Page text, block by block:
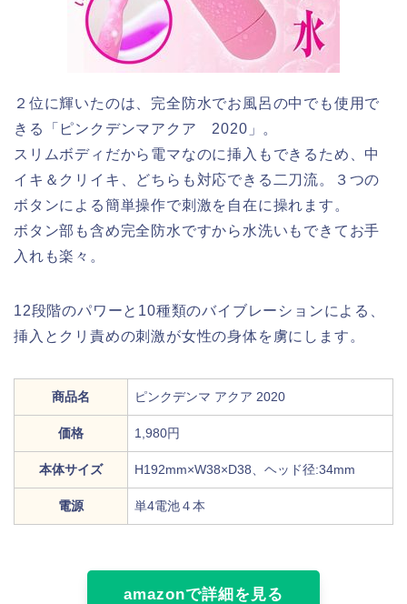
２位に輝いたのは、完全防水でお風呂の中でも使用で
きる「ピンクデンマアクア 2020」。
スリムボディだから電マなのに挿入もできるため、中
イキ＆クリイキ、どちらも対応できる二刀流。３つの
ボタンによる簡単操作で刺激を自在に操れます。
ボタン部も含め完全防水ですから水洗いもできてお手
入れも楽々。
12段階のパワーと10種類のバイブレーションによる、
挿入とクリ責めの刺激が女性の身体を虜にします。
商品名 ピンクデンマ アクア 2020
価格 1,980円
本体サイズ H192mm×W38×D38、ヘッド径:34mm
電源 単4電池４本
amazonで詳細を見る